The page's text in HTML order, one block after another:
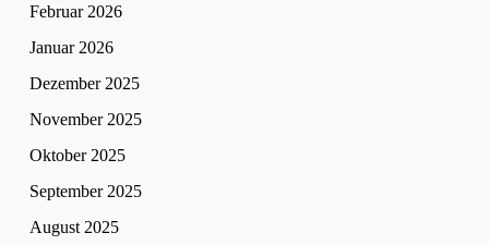
Februar 2026
Januar 2026
Dezember 2025
November 2025
Oktober 2025
September 2025
August 2025